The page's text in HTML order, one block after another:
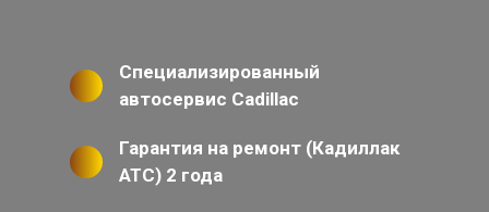
Специализированный
автосервис Cadillac
Гарантия на ремонт (Кадиллак
АТС) 2 года